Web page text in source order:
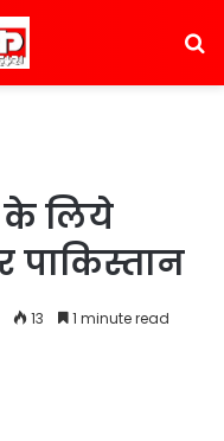
के लिये
पाकिस्तान
13 1 minute read